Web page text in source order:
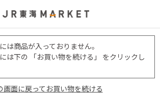
は商品が入っておりません。
は下の 「お買い物を続ける」 をクリックし
画面に戻ってお買い物を続ける